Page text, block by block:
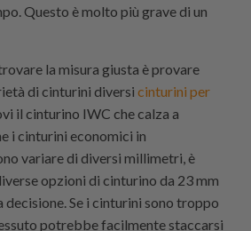
Questo è molto più grave di un
la misura giusta è provare
di cinturini diversicinturini per
il cinturino IWC che calza a
i cinturini economici in
variare di diversi millimetri, è
opzioni di cinturino da 23 mm
decisione. Se i cinturini sono troppo
potrebbe facilmente staccarsi